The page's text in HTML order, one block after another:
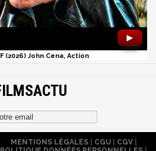
►
(2026) John Cena, Action
MENTIONS LÉGALES| CGU| CGV|